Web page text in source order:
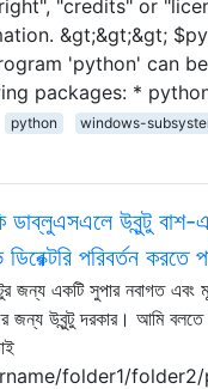
"credits" or
&gt;&gt;&gt;
'python' can
packages: *
python
windows-
ডাব্লুএসএলে উবুন্টু বাশ-
পরিবর্তন করতে
জন্য একটি সুপার নবাগত এবং
জন্য উবুন্টু দরকার। আমি
folder1/